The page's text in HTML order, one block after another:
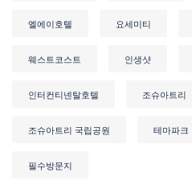
엘에이호텔 요세미티
웨스트코스트 인생샷
인터컨티넨탈호텔 조슈아트리
조슈아트리 국립공원 테마파크
필수방문지